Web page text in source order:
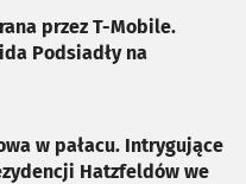
przez T-Mobile.
Podsiadły na
w pałacu. Intrygujące
Hatzfeldów we